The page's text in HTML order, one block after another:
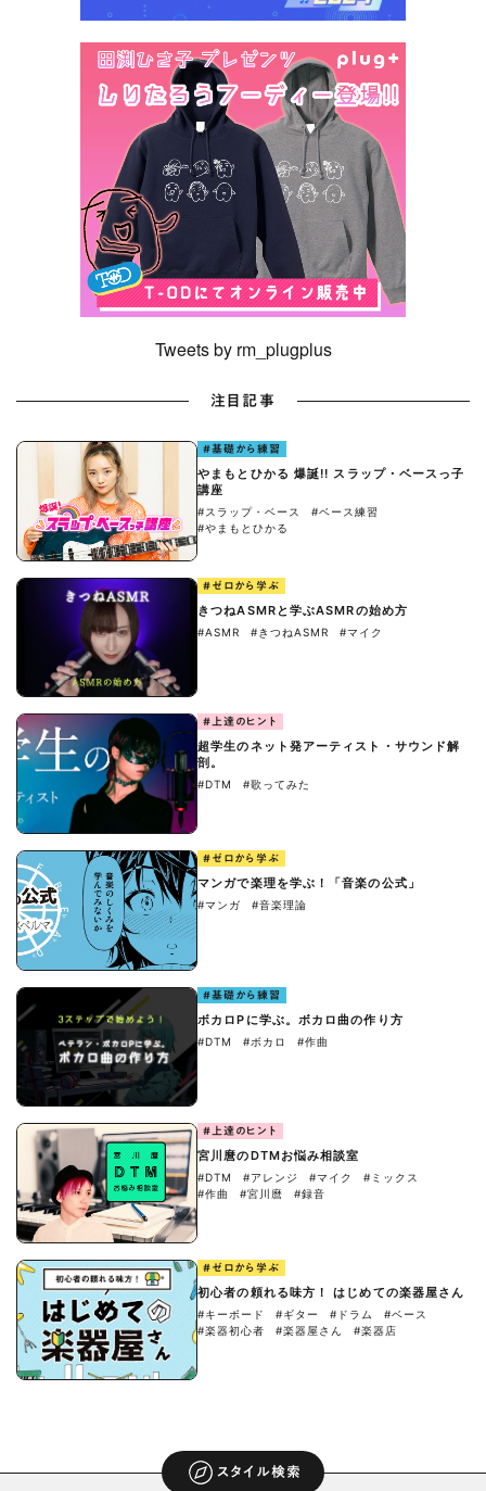
Tweets by rm_plugplus
注目記事
#基礎から練習
やまもとひかる 爆誕!! スラップ・ベースっ子
講座
#スラップ・ベース
#ベース練習
#やまもとひかる
#ゼロから学ぶ
きつねASMRと学ぶASMRの始め方
#ASMR #きつねASMR #マイク
#上達のヒント
超学生のネット発アーティスト・サウンド解
剖。
#DTM #歌ってみた
#ゼロから学ぶ
マンガで楽理を学ぶ！「音楽の公式」
#マンガ #音楽理論
#基礎から練習
ボカロPに学ぶ。ボカロ曲の作り方
#DTM #ボカロ #作曲
#上達のヒント
宮川麿のDTMお悩み相談室
#DTM #アレンジ #マイク
#ミックス
#作曲
#宮川麿 #録音
#ゼロから学ぶ
初心者の頼れる味方！ はじめての楽器屋さん
#キーボード #ギター #ドラム
#ベース
#楽器初心者
#楽器屋さん #楽器店
スタイル検索